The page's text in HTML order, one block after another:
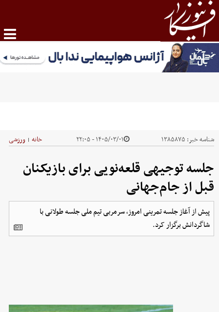
شناسه خبر: ۱۳۸۵۸۷۵ ۱۴۰۵/۰۳/۰۱ - ۲۲:۰۵ خانه | ورزشی
جلسه توجیهی قلعه‌نویی برای بازیکنان
قبل از جام‌جهانی
پیش از آغاز جلسه تمرینی امروز، سرمربی تیم ملی جلسه طولانی با
شاگردانش برگزار کرد.